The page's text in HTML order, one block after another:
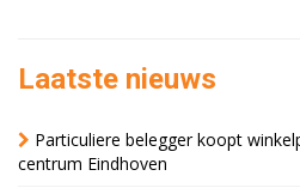
Laatste nieuws
Particuliere belegger koopt
centrum Eindhoven